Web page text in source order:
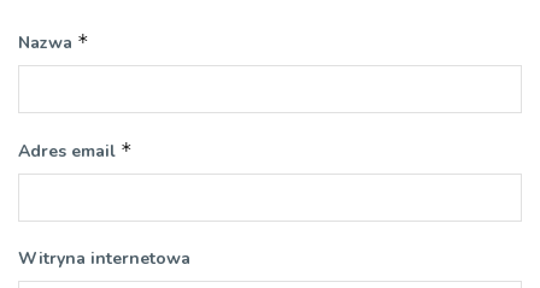
Nazwa *
Adres email *
Witryna internetowa